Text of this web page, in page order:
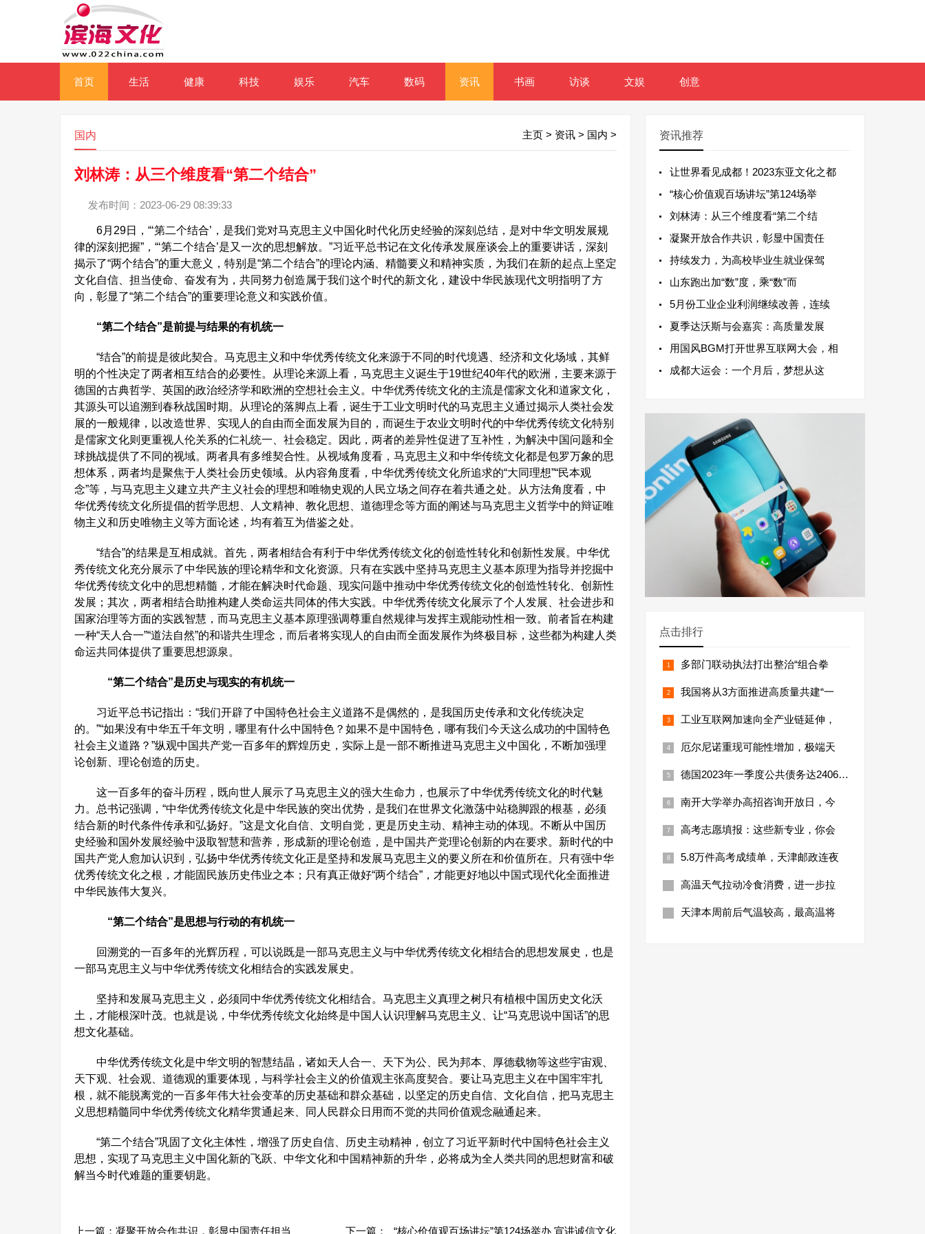
首页 生活 健康 科技 娱乐 汽车 数码 资讯 书画 访谈 文娱 创意
主页 > 资讯 > 国内 >
国内
刘林涛：从三个维度看“第二个结合”
发布时间：2023-06-29 08:39:33
6月29日，“‘第二个结合’，是我们党对马克思主义中国化时代化历史经验的深刻总结，是对中华文明发展规
律的深刻把握”，“‘第二个结合’是又一次的思想解放。”习近平总书记在文化传承发展座谈会上的重要讲话，深刻
揭示了“两个结合”的重大意义，特别是“第二个结合”的理论内涵、精髓要义和精神实质，为我们在新的起点上坚定
文化自信、担当使命、奋发有为，共同努力创造属于我们这个时代的新文化，建设中华民族现代文明指明了方
向，彰显了“第二个结合”的重要理论意义和实践价值。
“第二个结合”是前提与结果的有机统一
“结合”的前提是彼此契合。马克思主义和中华优秀传统文化来源于不同的时代境遇、经济和文化场域，其鲜
明的个性决定了两者相互结合的必要性。从理论来源上看，马克思主义诞生于19世纪40年代的欧洲，主要来源于
德国的古典哲学、英国的政治经济学和欧洲的空想社会主义。中华优秀传统文化的主流是儒家文化和道家文化，
其源头可以追溯到春秋战国时期。从理论的落脚点上看，诞生于工业文明时代的马克思主义通过揭示人类社会发
展的一般规律，以改造世界、实现人的自由而全面发展为目的，而诞生于农业文明时代的中华优秀传统文化特别
是儒家文化则更重视人伦关系的仁礼统一、社会稳定。因此，两者的差异性促进了互补性，为解决中国问题和全
球挑战提供了不同的视域。两者具有多维契合性。从视域角度看，马克思主义和中华传统文化都是包罗万象的思
想体系，两者均是聚焦于人类社会历史领域。从内容角度看，中华优秀传统文化所追求的“大同理想”“民本观
念”等，与马克思主义建立共产主义社会的理想和唯物史观的人民立场之间存在着共通之处。从方法角度看，中
华优秀传统文化所提倡的哲学思想、人文精神、教化思想、道德理念等方面的阐述与马克思主义哲学中的辩证唯
物主义和历史唯物主义等方面论述，均有着互为借鉴之处。
“结合”的结果是互相成就。首先，两者相结合有利于中华优秀传统文化的创造性转化和创新性发展。中华优
秀传统文化充分展示了中华民族的理论精华和文化资源。只有在实践中坚持马克思主义基本原理为指导并挖掘中
华优秀传统文化中的思想精髓，才能在解决时代命题、现实问题中推动中华优秀传统文化的创造性转化、创新性
发展；其次，两者相结合助推构建人类命运共同体的伟大实践。中华优秀传统文化展示了个人发展、社会进步和
国家治理等方面的实践智慧，而马克思主义基本原理强调尊重自然规律与发挥主观能动性相一致。前者旨在构建
一种“天人合一”“道法自然”的和谐共生理念，而后者将实现人的自由而全面发展作为终极目标，这些都为构建人类
命运共同体提供了重要思想源泉。
“第二个结合”是历史与现实的有机统一
习近平总书记指出：“我们开辟了中国特色社会主义道路不是偶然的，是我国历史传承和文化传统决定
的。”“如果没有中华五千年文明，哪里有什么中国特色？如果不是中国特色，哪有我们今天这么成功的中国特色
社会主义道路？”纵观中国共产党一百多年的辉煌历史，实际上是一部不断推进马克思主义中国化，不断加强理
论创新、理论创造的历史。
这一百多年的奋斗历程，既向世人展示了马克思主义的强大生命力，也展示了中华优秀传统文化的时代魅
力。总书记强调，“中华优秀传统文化是中华民族的突出优势，是我们在世界文化激荡中站稳脚跟的根基，必须
结合新的时代条件传承和弘扬好。”这是文化自信、文明自觉，更是历史主动、精神主动的体现。不断从中国历
史经验和国外发展经验中汲取智慧和营养，形成新的理论创造，是中国共产党理论创新的内在要求。新时代的中
国共产党人愈加认识到，弘扬中华优秀传统文化正是坚持和发展马克思主义的要义所在和价值所在。只有强中华
优秀传统文化之根，才能固民族历史伟业之本；只有真正做好“两个结合”，才能更好地以中国式现代化全面推进
中华民族伟大复兴。
“第二个结合”是思想与行动的有机统一
回溯党的一百多年的光辉历程，可以说既是一部马克思主义与中华优秀传统文化相结合的思想发展史，也是
一部马克思主义与中华优秀传统文化相结合的实践发展史。
坚持和发展马克思主义，必须同中华优秀传统文化相结合。马克思主义真理之树只有植根中国历史文化沃
土，才能根深叶茂。也就是说，中华优秀传统文化始终是中国人认识理解马克思主义、让“马克思说中国话”的思
想文化基础。
中华优秀传统文化是中华文明的智慧结晶，诸如天人合一、天下为公、民为邦本、厚德载物等这些宇宙观、
天下观、社会观、道德观的重要体现，与科学社会主义的价值观主张高度契合。要让马克思主义在中国牢牢扎
根，就不能脱离党的一百多年伟大社会变革的历史基础和群众基础，以坚定的历史自信、文化自信，把马克思主
义思想精髓同中华优秀传统文化精华贯通起来、同人民群众日用而不觉的共同价值观念融通起来。
“第二个结合”巩固了文化主体性，增强了历史自信、历史主动精神，创立了习近平新时代中国特色社会主义
思想，实现了马克思主义中国化新的飞跃、中华文化和中国精神新的升华，必将成为全人类共同的思想财富和破
解当今时代难题的重要钥匙。
上一篇： 凝聚开放合作共识，彰显中国责任担当 下一篇： “核心价值观百场讲坛”第124场举办 宣讲诚信文化
资讯推荐
让世界看见成都！2023东亚文化之都
“核心价值观百场讲坛”第124场举
刘林涛：从三个维度看“第二个结
凝聚开放合作共识，彰显中国责任
持续发力，为高校毕业生就业保驾
山东跑出加“数”度，乘“数”而
5月份工业企业利润继续改善，连续
夏季达沃斯与会嘉宾：高质量发展
用国风BGM打开世界互联网大会，相
成都大运会：一个月后，梦想从这
点击排行
多部门联动执法打出整治“组合拳
我国将从3方面推进高质量共建“一
工业互联网加速向全产业链延伸，
厄尔尼诺重现可能性增加，极端天
德国2023年一季度公共债务达24066亿
南开大学举办高招咨询开放日，今
高考志愿填报：这些新专业，你会
5.8万件高考成绩单，天津邮政连夜
高温天气拉动冷食消费，进一步拉
天津本周前后气温较高，最高温将